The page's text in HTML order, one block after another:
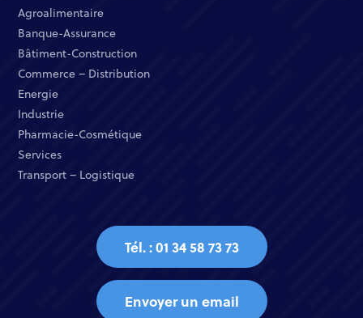
Agroalimentaire
Banque-Assurance​
Bâtiment-Construction
Commerce – Distribution​
Energie​
Industrie​
Pharmacie-Cosmétique​
Services​
Transport – Logistique
Tél. : 01 34 58 73 73
Envoyer un email